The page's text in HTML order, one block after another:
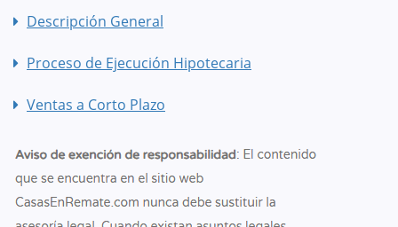
Descripción General
Proceso de Ejecución Hipotecaria
Ventas a Corto Plazo